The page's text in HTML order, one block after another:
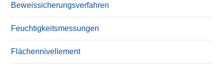
Beweissicherungsverfahren
Feuchtigkeitsmessungen
Flächennivellement